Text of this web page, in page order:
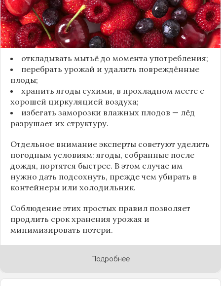
темнеть, покрываться налётом и терять вкус.
Чтобы ягоды сохранили свежесть, специалисты
рекомендуют:
откладывать мытьё до момента употребления;
перебрать урожай и удалить повреждённые
плоды;
хранить ягоды сухими, в прохладном месте с
хорошей циркуляцией воздуха;
избегать заморозки влажных плодов — лёд
разрушает их структуру.
Отдельное внимание эксперты советуют уделить
погодным условиям: ягоды, собранные после
дождя, портятся быстрее. В этом случае им
нужно дать подсохнуть, прежде чем убирать в
контейнеры или холодильник.
Соблюдение этих простых правил позволяет
продлить срок хранения урожая и
минимизировать потери.
Подробнее